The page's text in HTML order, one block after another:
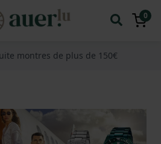
0
montres de plus de 150€